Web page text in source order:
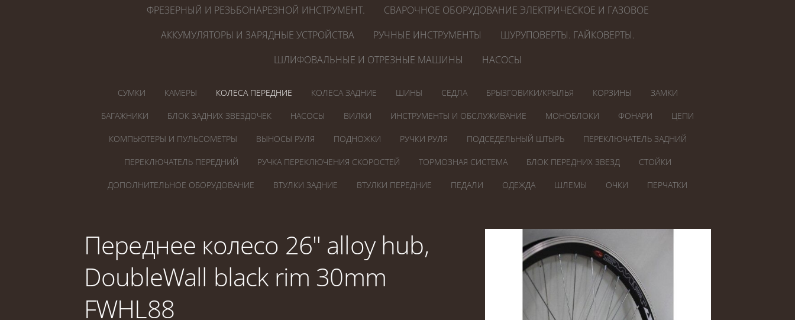
ФРЕЗЕРНЫЙ И РЕЗЬБОНАРЕЗНОЙ ИНСТРУМЕНТ.
СВАРОЧНОЕ ОБОРУДОВАНИЕ ЭЛЕКТРИЧЕСКОЕ И ГАЗОВОЕ
АККУМУЛЯТОРЫ И ЗАРЯДНЫЕ УСТРОЙСТВА
РУЧНЫЕ ИНСТРУМЕНТЫ
ШУРУПОВЕРТЫ. ГАЙКОВЕРТЫ.
ШЛИФОВАЛЬНЫЕ И ОТРЕЗНЫЕ МАШИНЫ
НАСОСЫ
СУМКИ КАМЕРЫ КОЛЕСА ПЕРЕДНИЕ КОЛЕСА ЗАДНИЕ ШИНЫ СЕДЛА БРЫЗГОВИКИ/КРЫЛЬЯ КОРЗИНЫ ЗАМКИ
БАГАЖНИКИ БЛОК ЗАДНИХ ЗВЕЗДОЧЕК НАСОСЫ ВИЛКИ ИНСТРУМЕНТЫ И ОБСЛУЖИВАНИЕ МОНОБЛОКИ ФОНАРИ ЦЕПИ
КОМПЬЮТЕРЫ И ПУЛЬСОМЕТРЫ ВЫНОСЫ РУЛЯ ПОДНОЖКИ РУЧКИ РУЛЯ ПОДСЕДЕЛЬНЫЙ ШТЫРЬ ПЕРЕКЛЮЧАТЕЛЬ ЗАДНИЙ
ПЕРЕКЛЮЧАТЕЛЬ ПЕРЕДНИЙ РУЧКА ПЕРЕКЛЮЧЕНИЯ СКОРОСТЕЙ ТОРМОЗНАЯ СИСТЕМА БЛОК ПЕРЕДНИХ ЗВЕЗД СТОЙКИ
ДОПОЛНИТЕЛЬНОЕ ОБОРУДОВАНИЕ ВТУЛКИ ЗАДНИЕ ВТУЛКИ ПЕРЕДНИЕ ПЕДАЛИ ОДЕЖДА ШЛЕМЫ ОЧКИ ПЕРЧАТКИ
Переднее колесо 26" alloy hub,
DoubleWall black rim 30mm
FWHL88